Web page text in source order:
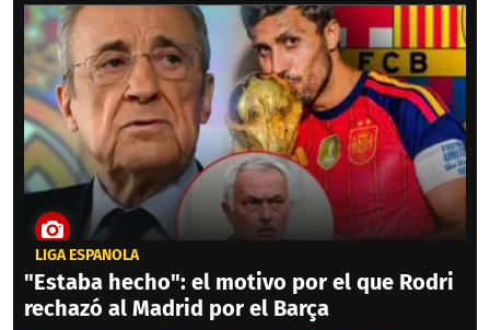
LIGA ESPAÑOLA
"Estaba hecho": el motivo por el que Rodri
rechazó al Madrid por el Barça